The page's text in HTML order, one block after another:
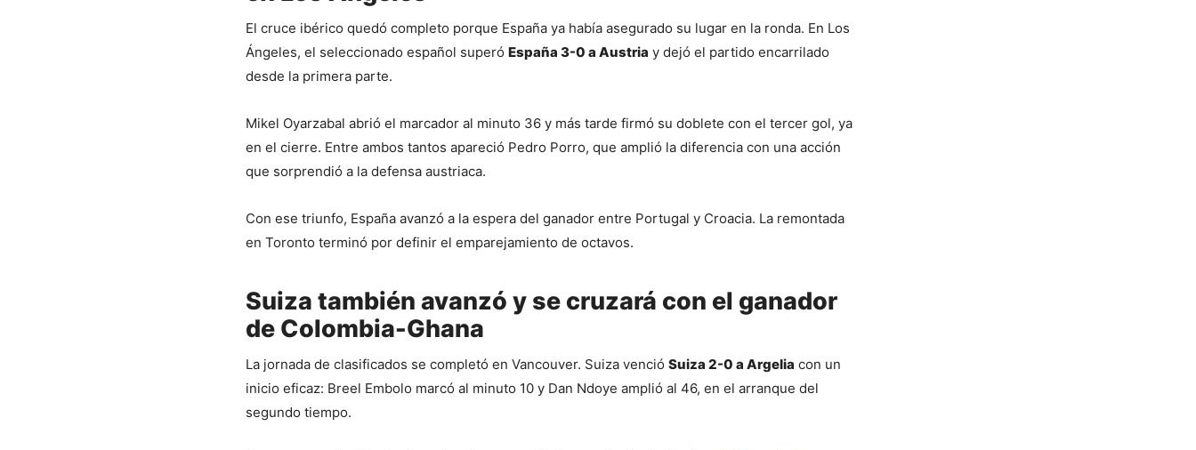
El cruce ibérico quedó completo porque España ya había asegurado su lugar en la ronda. En Los
Ángeles, el seleccionado español superó España 3-0 a Austria y dejó el partido encarrilado
desde la primera parte.
Mikel Oyarzabal abrió el marcador al minuto 36 y más tarde firmó su doblete con el tercer gol, ya
en el cierre. Entre ambos tantos apareció Pedro Porro, que amplió la diferencia con una acción
que sorprendió a la defensa austriaca.
Con ese triunfo, España avanzó a la espera del ganador entre Portugal y Croacia. La remontada
en Toronto terminó por definir el emparejamiento de octavos.
Suiza también avanzó y se cruzará con el ganador
de Colombia-Ghana
La jornada de clasificados se completó en Vancouver. Suiza venció Suiza 2-0 a Argelia con un
inicio eficaz: Breel Embolo marcó al minuto 10 y Dan Ndoye amplió al 46, en el arranque del
segundo tiempo.